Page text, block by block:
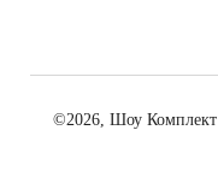
©2026, Шоу Комплект